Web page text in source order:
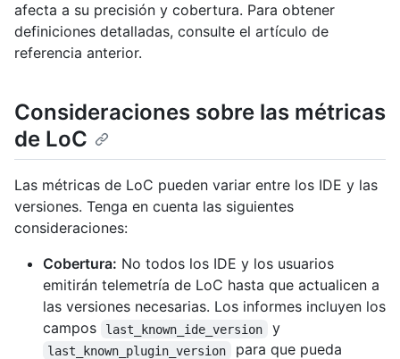
afecta a su precisión y cobertura. Para obtener
definiciones detalladas, consulte el artículo de
referencia anterior.
Consideraciones sobre las métricas
de LoC
Las métricas de LoC pueden variar entre los IDE y las
versiones. Tenga en cuenta las siguientes
consideraciones:
Cobertura: No todos los IDE y los usuarios
emitirán telemetría de LoC hasta que actualicen a
las versiones necesarias. Los informes incluyen los
campos
last_known_ide_version y
last_known_plugin_version
para que pueda